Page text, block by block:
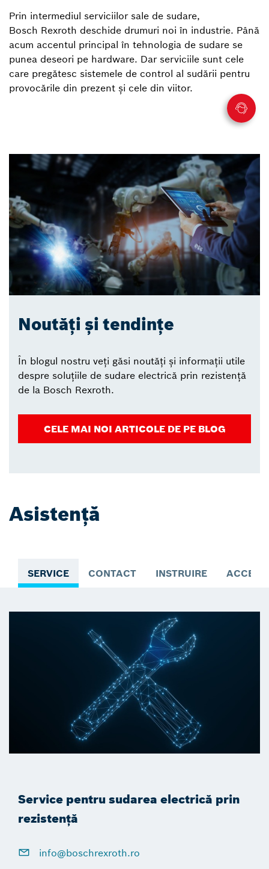
Prin intermediul serviciilor sale de sudare,
Bosch Rexroth deschide drumuri noi în industrie. Până
acum accentul principal în tehnologia de sudare se
punea deseori pe hardware. Dar serviciile sunt cele
care pregătesc sistemele de control al sudării pentru
provocările din prezent și cele din viitor.
Noutăți și tendințe
În blogul nostru veți găsi noutăți și informații utile
despre soluțiile de sudare electrică prin rezistență
de la Bosch Rexroth.
CELE MAI NOI ARTICOLE DE PE BLOG
Asistență
SERVICE CONTACT INSTRUIRE ACCES
Service pentru sudarea electrică prin
rezistență
info@boschrexroth.ro